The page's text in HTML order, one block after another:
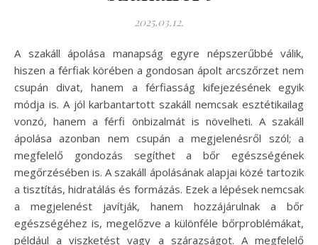
2025.03.12.
A szakáll ápolása manapság egyre népszerűbbé válik,
hiszen a férfiak körében a gondosan ápolt arcszőrzet nem
csupán divat, hanem a férfiasság kifejezésének egyik
módja is. A jól karbantartott szakáll nemcsak esztétikailag
vonzó, hanem a férfi önbizalmát is növelheti. A szakáll
ápolása azonban nem csupán a megjelenésről szól; a
megfelelő gondozás segíthet a bőr egészségének
megőrzésében is. A szakáll ápolásának alapjai közé tartozik
a tisztítás, hidratálás és formázás. Ezek a lépések nemcsak
a megjelenést javítják, hanem hozzájárulnak a bőr
egészségéhez is, megelőzve a különféle bőrproblémákat,
például a viszketést vagy a szárazságot. A megfelelő